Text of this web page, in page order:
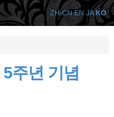
주년 기념
ZH-CN EN JA KO